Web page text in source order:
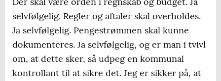
selvfølgelig. Regler og aftaler skal overholdes.
Ja selvfølgelig. Pengestrømmen skal kunne
dokumenteres. Ja selvfølgelig, og er man i tvivl
om, at dette sker, så udpeg en kommunal
kontrollant til at sikre det. Jeg er sikker på, at